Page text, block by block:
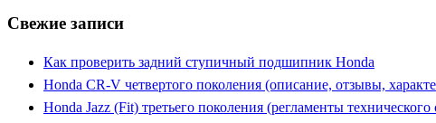
Свежие записи
Как проверить задний ступичный подшипник Honda
Honda CR-V четвертого поколения (описание, отзывы,
Honda Jazz (Fit) третьего поколения (регламенты